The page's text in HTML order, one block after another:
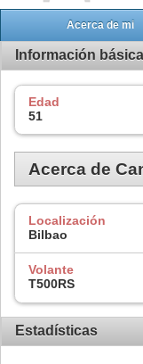
Acerca de mi
Información básica
Edad
51
Acerca de
Localización
Bilbao
Volante
T500RS
Estadísticas